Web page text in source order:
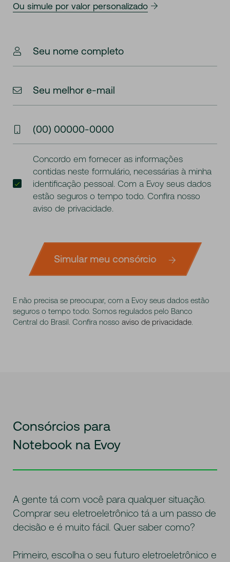
Ou simule por valor personalizado
Seu nome completo
Seu melhor e-mail
(00) 00000-0000
Concordo em fornecer as informações
contidas neste formulário, necessárias à minha
identificação pessoal. Com a Evoy seus dados
estão seguros o tempo todo. Confira nosso
aviso de privacidade.
Simular meu consórcio
E não precisa se preocupar, com a Evoy seus dados estão
seguros o tempo todo. Somos regulados pelo Banco
Central do Brasil. Confira nosso aviso de privacidade.
Consórcios para
Notebook na Evoy
A gente tá com você para qualquer situação.
Comprar seu eletroeletrônico tá a um passo de
decisão e é muito fácil. Quer saber como?
Primeiro, escolha o seu futuro eletroeletrônico e